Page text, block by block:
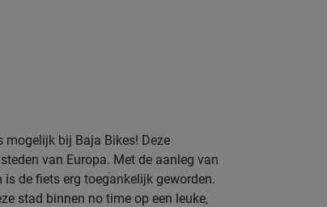
mogelijk bij Baja Bikes! Deze
van Europa. Met de aanleg van
de fiets erg toegankelijk geworden.
stad binnen no time op een leuke,